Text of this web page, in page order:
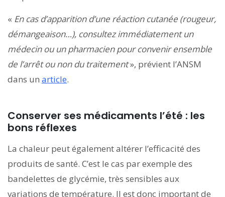
« En cas d’apparition d’une réaction cutanée (rougeur,
démangeaison…), consultez immédiatement un
médecin ou un pharmacien pour convenir ensemble
de l’arrêt ou non du traitement», prévient l’ANSM
dans un article.
Conserver ses médicaments l’été : les
bons réflexes
La chaleur peut également altérer l’efficacité des
produits de santé. C’est le cas par exemple des
bandelettes de glycémie, très sensibles aux
variations de température. Il est donc important de